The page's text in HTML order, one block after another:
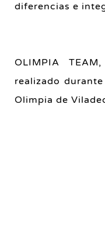
diferencias e
OLIMPIA
realizado
Olimpia de